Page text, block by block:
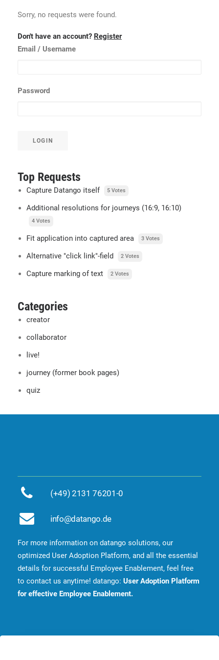
Sorry, no requests were found.
Don't have an account? Register
Email / Username
Password
LOGIN
Top Requests
Capture Datango itself 5 Votes
Additional resolutions for journeys (16:9, 16:10)
4 Votes
Fit application into captured area 3 Votes
Alternative "click link"-field 2 Votes
Capture marking of text 2 Votes
Categories
creator
collaborator
live!
journey (former book pages)
quiz
(+49) 2131 76201-0
info@datango.de
For more information on datango solutions, our
optimized User Adoption Platform, and all the essential
details for successful Employee Enablement, feel free
to contact us anytime! datango: User Adoption Platform
for effective Employee Enablement.